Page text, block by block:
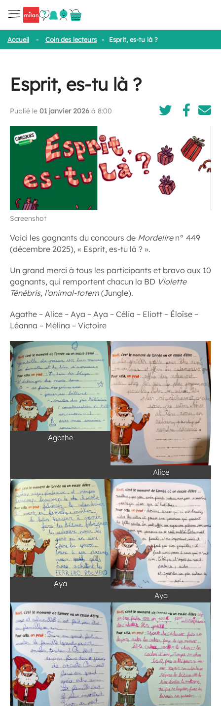
Accueil - Coin des lecteurs - Esprit, es-tu là ?
Esprit, es-tu là ?
Publié le 01 janvier 2026 à 8:00
Screenshot
Voici les gagnants du concours de Mordeliren° 449
(décembre 2025), « Esprit, es-tu là ? ».
Un grand merci à tous les participants et bravo aux 10
gagnants, qui remportent chacun la BD Violette
Ténébris, l’animal-totem (Jungle).
Agathe – Alice – Aya – Aya – Célia – Eliott – Éloïse –
Léanna – Mélina – Victoire
Agathe
Alice
Aya
Aya